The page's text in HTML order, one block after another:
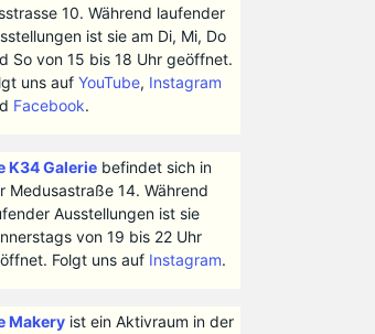
10. Während laufender
ist sie am Di, Mi, Do
So von 15 bis 18 Uhr geöffnet.
uns auf YouTube, Instagram
Facebook.
K34 Galeriebefindet sich in
Medusastraße 14. Während
Ausstellungen ist sie
von 19 bis 22 Uhr
Folgt uns auf Instagram.
Makeryist ein Aktivraum in der